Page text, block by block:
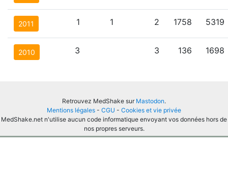
2011 1 1 2 1758 5319
2010 3 3 136 1698
Retrouvez MedShake sur Mastodon.
Mentions légales - CGU - Cookies et vie privée
MedShake.net n'utilise aucun code informatique envoyant vos données hors de
nos propres serveurs.